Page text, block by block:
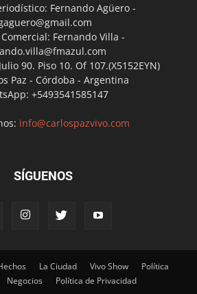
Fernando Agüero -
Fernando Villa -
90. Piso 10. Of 107.(X5152EYN)
Paz - Córdoba - Argentina
+5493541585147
info@carlospazvivo.com
SÍGUENOS
La Ciudad Vivo Show
Política
Negocios Política de Privacidad